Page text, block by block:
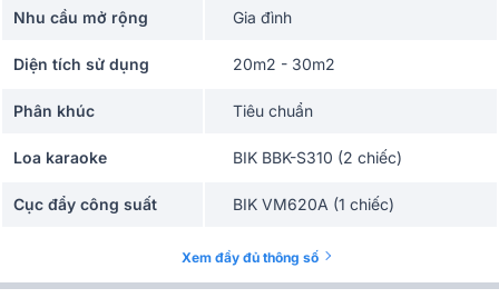
Nhu cầu mở rộng Gia đình
Diện tích sử dụng 20m2 - 30m2
Phân khúc Tiêu chuẩn
Loa karaoke BIK BBK-S310 (2 chiếc)
Cục đẩy công suất BIK VM620A (1 chiếc)
BIK BPR-5800 (1 chiếc)
Xem đầy đủ thông số